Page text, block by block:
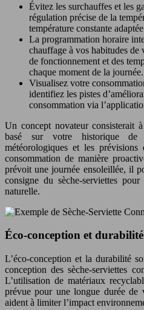
Évitez les surchauffes et les
régulation précise de la
température constante
La programmation horaire
chauffage à vos habitudes de
de fonctionnement et des
chaque moment de la journée.
Visualisez votre
identifiez les pistes
consommation via
Un concept novateur consisterait
basé sur votre historique de
météorologiques et les
consommation de manière
prévoit une journée ensoleillée, il
consigne du sèche-serviettes
naturelle.
Éco-conception et durabilité
L’éco-conception et la durabilité
conception des sèche-serviettes
L’utilisation de matériaux
prévue pour une longue durée de
aident à limiter l’impact